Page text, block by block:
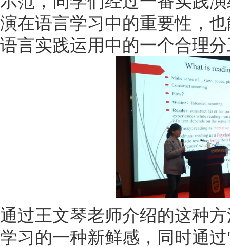
演在语言学习中的重要性，
语言实践运用中的一个合理
通过王文琴老师介绍的这种
学习的一种新鲜感，同时通